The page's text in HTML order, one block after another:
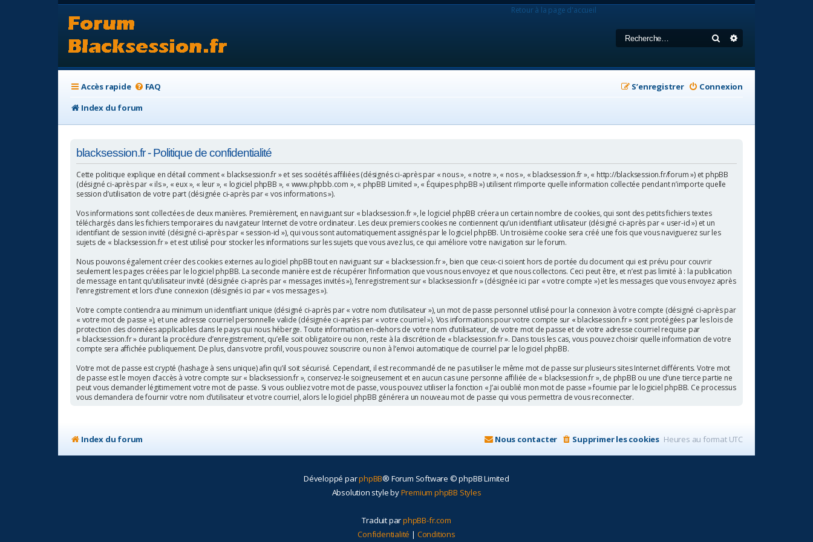
Rechercher
Retour à la page d'accueil
Accès rapide FAQ Connexion
S’enregistrer
Index du forum
blacksession.fr - Politique de confidentialité
Cette politique explique en détail comment « blacksession.fr » et ses sociétés affiliées (désignés ci-après par « nous », « notre », « nos », « blacksession.fr », « http://blacksession.fr/forum ») et phpBB
(désigné ci-après par « ils », « eux », « leur », « logiciel phpBB », « www.phpbb.com », « phpBB Limited », « Équipes phpBB ») utilisent n’importe quelle information collectée pendant n’importe quelle
session d’utilisation de votre part (désignée ci-après par « vos informations »).
Vos informations sont collectées de deux manières. Premièrement, en naviguant sur « blacksession.fr », le logiciel phpBB créera un certain nombre de cookies, qui sont des petits fichiers textes
téléchargés dans les fichiers temporaires du navigateur Internet de votre ordinateur. Les deux premiers cookies ne contiennent qu’un identifiant utilisateur (désigné ci-après par « user-id ») et un
identifiant de session invité (désigné ci-après par « session-id »), qui vous sont automatiquement assignés par le logiciel phpBB. Un troisième cookie sera créé une fois que vous naviguerez sur les
sujets de « blacksession.fr » et est utilisé pour stocker les informations sur les sujets que vous avez lus, ce qui améliore votre navigation sur le forum.
Nous pouvons également créer des cookies externes au logiciel phpBB tout en naviguant sur « blacksession.fr », bien que ceux-ci soient hors de portée du document qui est prévu pour couvrir
seulement les pages créées par le logiciel phpBB. La seconde manière est de récupérer l’information que vous nous envoyez et que nous collectons. Ceci peut être, et n’est pas limité à : la publication
de message en tant qu’utilisateur invité (désignée ci-après par « messages invités »), l’enregistrement sur « blacksession.fr » (désignée ici par « votre compte ») et les messages que vous envoyez après
l’enregistrement et lors d’une connexion (désignés ici par « vos messages »).
Votre compte contiendra au minimum un identifiant unique (désigné ci-après par « votre nom d’utilisateur »), un mot de passe personnel utilisé pour la connexion à votre compte (désigné ci-après par
« votre mot de passe »), et une adresse courriel personnelle valide (désignée ci-après par « votre courriel »). Vos informations pour votre compte sur « blacksession.fr » sont protégées par les lois de
protection des données applicables dans le pays qui nous héberge. Toute information en-dehors de votre nom d’utilisateur, de votre mot de passe et de votre adresse courriel requise par
« blacksession.fr » durant la procédure d’enregistrement, qu’elle soit obligatoire ou non, reste à la discrétion de « blacksession.fr ». Dans tous les cas, vous pouvez choisir quelle information de votre
compte sera affichée publiquement. De plus, dans votre profil, vous pouvez souscrire ou non à l’envoi automatique de courriel par le logiciel phpBB.
Votre mot de passe est crypté (hashage à sens unique) afin qu’il soit sécurisé. Cependant, il est recommandé de ne pas utiliser le même mot de passe sur plusieurs sites Internet différents. Votre mot
de passe est le moyen d’accès à votre compte sur « blacksession.fr », conservez-le soigneusement et en aucun cas une personne affiliée de « blacksession.fr », de phpBB ou une d’une tierce partie ne
peut vous demander légitimement votre mot de passe. Si vous oubliez votre mot de passe, vous pouvez utiliser la fonction « J’ai oublié mon mot de passe » fournie par le logiciel phpBB. Ce processus
vous demandera de fournir votre nom d’utilisateur et votre courriel, alors le logiciel phpBB générera un nouveau mot de passe qui vous permettra de vous reconnecter.
Index du forum Heures au format UTC
Supprimer les cookies
Nous contacter
Développé parphpBB® Forum Software © phpBB Limited
Absolution style byPremium phpBB Styles
Traduit parphpBB-fr.com
Confidentialité | Conditions